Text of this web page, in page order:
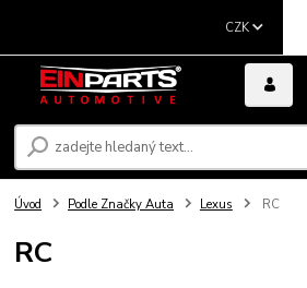
CZK
Úvod Podle Značky Auta Lexus RC
RC